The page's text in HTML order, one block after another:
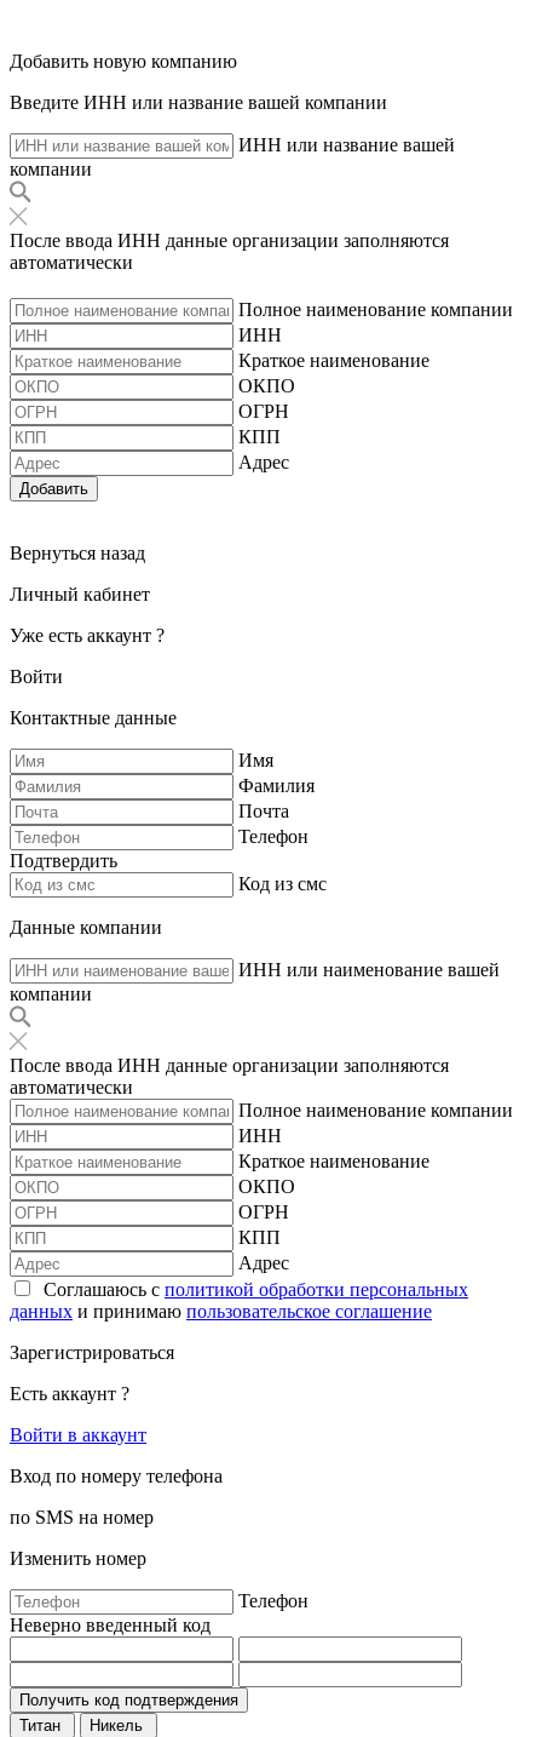
Добавить новую компанию
Введите ИНН или название вашей компании
ИНН или название вашей
компании
После ввода ИНН данные организации заполняются
автоматически
Полное наименование компании
ИНН
Краткое наименование
ОКПО
ОГРН
КПП
Адрес
Добавить
Вернуться назад
Личный кабинет
Уже есть аккаунт ?
Войти
Контактные данные
Имя
Фамилия
Почта
Телефон
Подтвердить
Код из смс
Данные компании
ИНН или наименование вашей
компании
После ввода ИНН данные организации заполняются
автоматически
Полное наименование компании
ИНН
Краткое наименование
ОКПО
ОГРН
КПП
Адрес
Соглашаюсь с политикой обработки персональных
данных и принимаю пользовательское соглашение
Зарегистрироваться
Есть аккаунт ?
Войти в аккаунт
Вход по номеру телефона
по SMS на номер
Изменить номер
Телефон
Неверно введенный код
Получить код подтверждения
Титан
Никель